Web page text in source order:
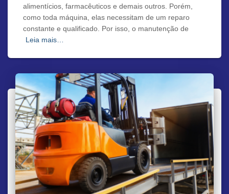
alimentícios, farmacêuticos e demais outros. Porém,
como toda máquina, elas necessitam de um reparo
constante e qualificado. Por isso, o manutenção de
Leia mais…